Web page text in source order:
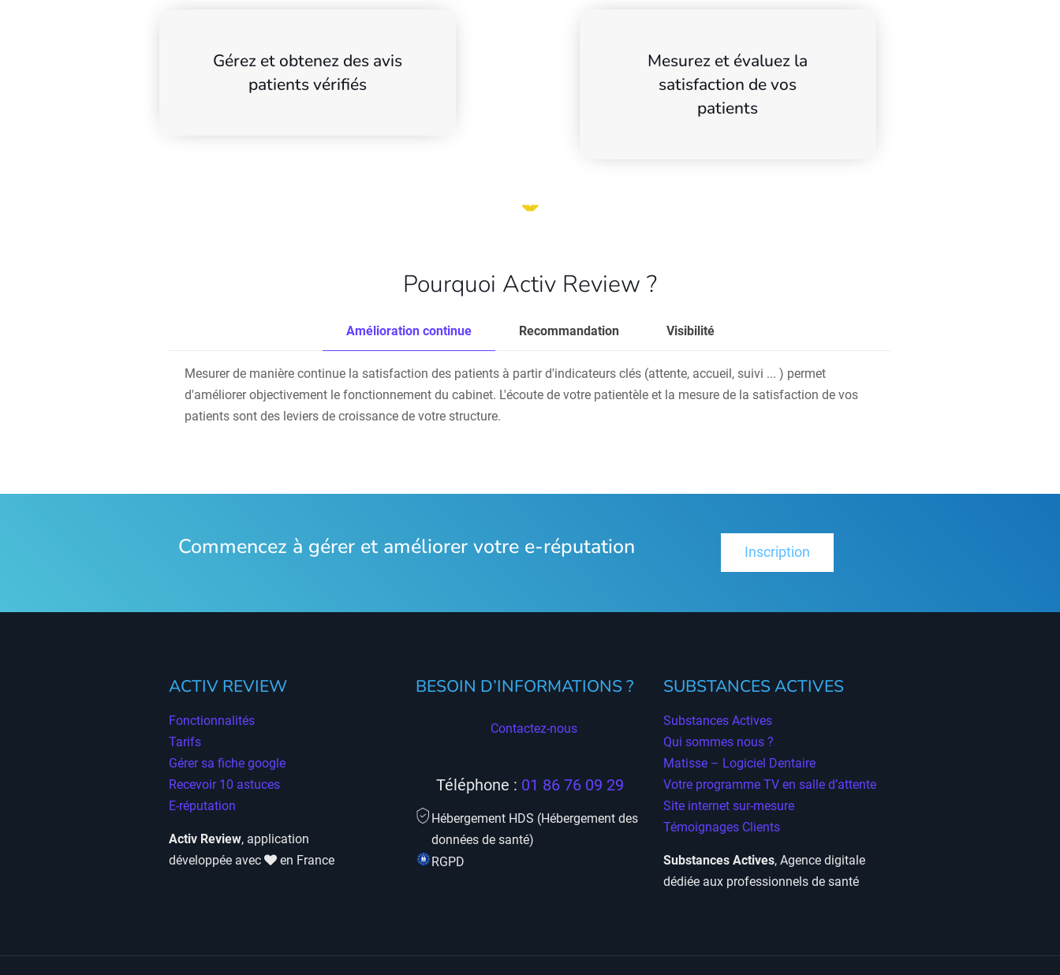
Gérez et obtenez des avis
patients vérifiés
Mesurez et évaluez la
satisfaction de vos
patients
Pourquoi Activ Review ?
Amélioration continue Recommandation Visibilité
Mesurer de manière continue la satisfaction des patients à partir d'indicateurs clés (attente, accueil, suivi ... ) permet
d'améliorer objectivement le fonctionnement du cabinet. L'écoute de votre patientèle et la mesure de la satisfaction de vos
patients sont des leviers de croissance de votre structure.
Commencez à gérer et améliorer votre e-réputation Inscription
ACTIV REVIEW
Fonctionnalités
Tarifs
Gérer sa fiche google
Recevoir 10 astuces
E-réputation
Activ Review, application
développée avec
en France
BESOIN D’INFORMATIONS ?
Contactez-nous
Téléphone : 01 86 76 09 29
Hébergement HDS (Hébergement des
données de santé)
RGPD
SUBSTANCES ACTIVES
Substances Actives
Qui sommes nous ?
Matisse – Logiciel Dentaire
Votre programme TV en salle d’attente
Site internet sur-mesure
Témoignages Clients
Substances Actives, Agence digitale
dédiée aux professionnels de santé